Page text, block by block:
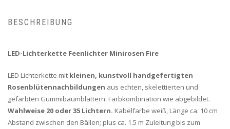
BESCHREIBUNG
LED-Lichterkette Feenlichter Minirosen Fire
LED Lichterkette mit kleinen, kunstvoll handgefertigten
Rosenblütennachbildungen aus echten, skelettierten und
gefärbten Gummibaumblättern. Farbkombination wie abgebildet.
Wahlweise 20 oder 35 Lichtern. Kabelfarbe weiß, Länge ca. 10 cm
Abstand zwischen den Bällen; plus ca. 1.5 m Zuleitung bis zum